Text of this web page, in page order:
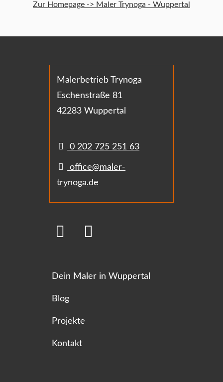
Zur Homepage -> Maler Trynoga - Wuppertal
Malerbetrieb Trynoga
Eschenstraße 81
42283 Wuppertal
0 202 725 251 63
office@maler-
trynoga.de
Dein Maler in Wuppertal
Blog
Projekte
Kontakt